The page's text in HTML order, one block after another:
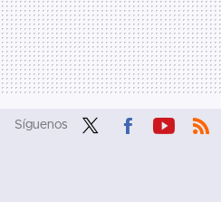
Síguenos